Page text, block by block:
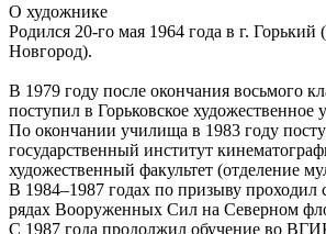
О художнике
Родился 20-го мая 1964 года в г.
Новгород).
В 1979 году после окончания восьмого
поступил в Горьковское художественное
По окончании училища в 1983 году
государственный институт
художественный факультет (отделение
В 1984–1987 годах по призыву проходил
рядах Вооруженных Сил на Северном
С 1987 года продолжил обучение во